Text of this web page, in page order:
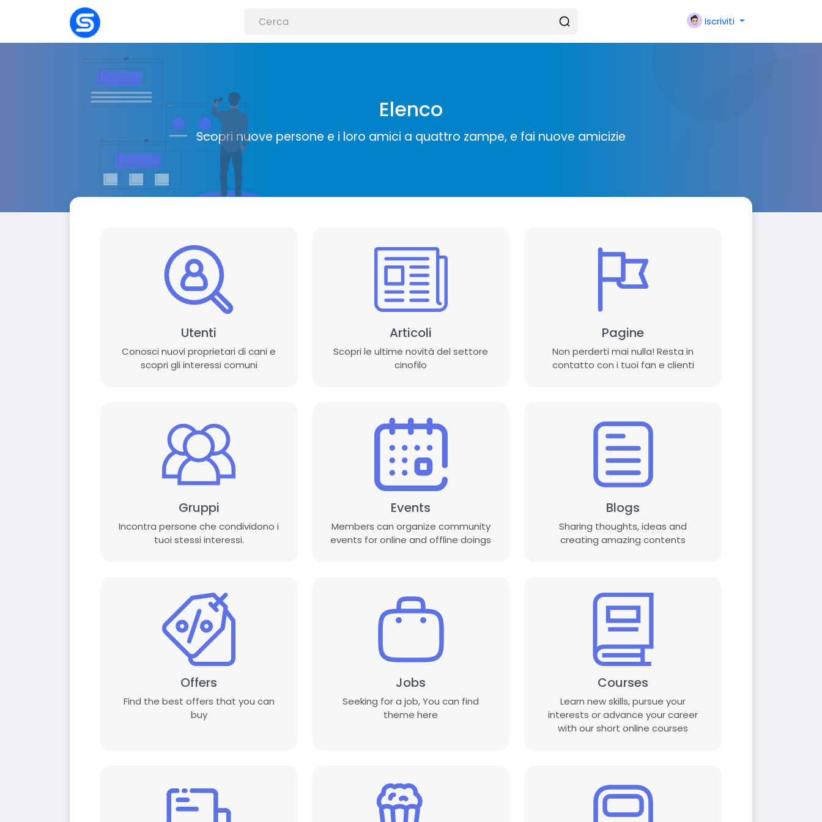
Iscriviti
Elenco
Scopri nuove persone e i loro amici a quattro zampe, e fai nuove amicizie
Utenti
Conosci nuovi proprietari di cani e
scopri gli interessi comuni
Articoli
Scopri le ultime novità del settore
cinofilo
Pagine
Non perderti mai nulla! Resta in
contatto con i tuoi fan e clienti
Gruppi
Incontra persone che condividono i
tuoi stessi interessi.
Events
Members can organize community
events for online and offline doings
Blogs
Sharing thoughts, ideas and
creating amazing contents
Offers
Find the best offers that you can
buy
Jobs
Seeking for a job, You can find
theme here
Courses
Learn new skills, pursue your
interests or advance your career
with our short online courses